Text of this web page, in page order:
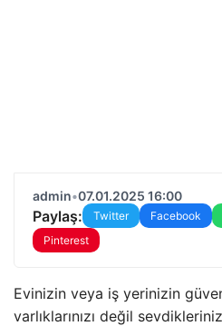
admin•07.01.2025 16:00
Paylaş: Twitter Facebook
Pinterest
Evinizin veya iş yerinizin
varlıklarınızı değil